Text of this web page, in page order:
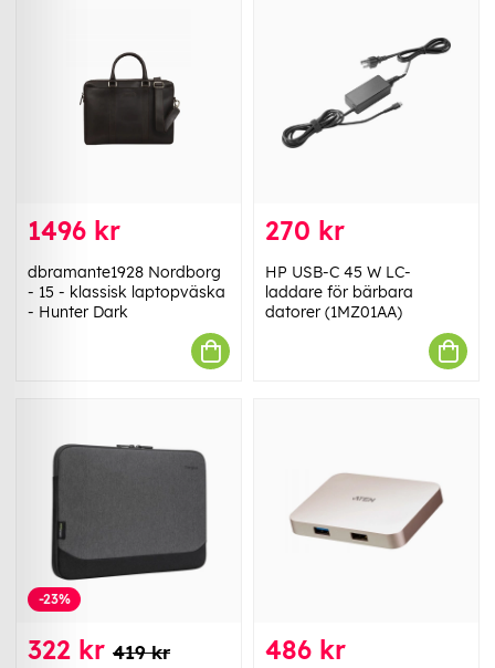
1496 kr
dbramante1928 Nordborg
- 15 - klassisk laptopväska
- Hunter Dark
270 kr
HP USB-C 45 W LC-
laddare för bärbara
datorer (1MZ01AA)
-23%
322 kr 419 kr 486 kr